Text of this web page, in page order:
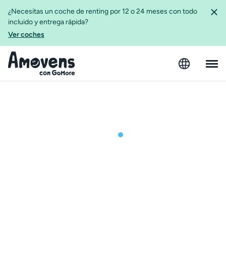
¿Necesitas un coche de renting por 12 o 24 meses con todo
incluido y entrega rápida?
Ver coches